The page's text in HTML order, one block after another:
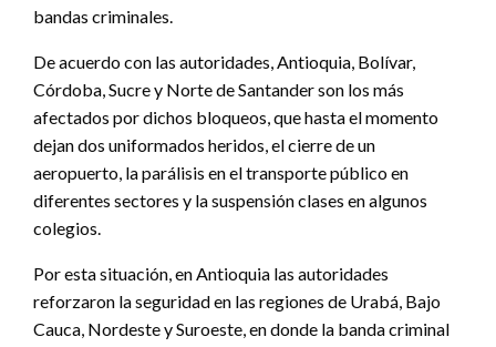
bandas criminales.
De acuerdo con las autoridades, Antioquia, Bolívar,
Córdoba, Sucre y Norte de Santander son los más
afectados por dichos bloqueos, que hasta el momento
dejan dos uniformados heridos, el cierre de un
aeropuerto, la parálisis en el transporte público en
diferentes sectores y la suspensión clases en algunos
colegios.
Por esta situación, en Antioquia las autoridades
reforzaron la seguridad en las regiones de Urabá, Bajo
Cauca, Nordeste y Suroeste, en donde la banda criminal